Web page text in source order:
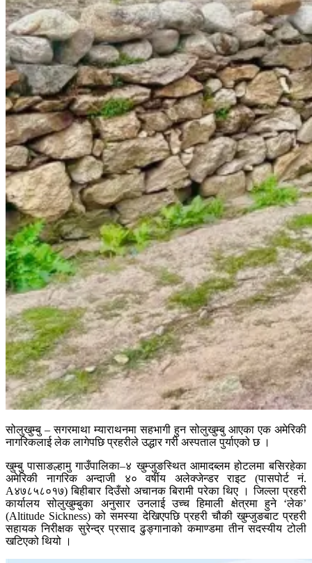
सोलुखुम्बु – सगरमाथा म्याराथनमा सहभागी हुन सोलुखुम्बु आएका एक अमेरिकी
नागरिकलाई लेक लागेपछि प्रहरीले उद्धार गरी अस्पताल पुर्याएको छ ।
खुम्बु पासाङल्हामु गाउँपालिका–४ खुम्जुङस्थित आमादब्लम होटलमा बसिरहेका
अमेरिकी नागरिक अन्दाजी ४० वर्षीय अलेक्जेन्डर राइट (पासपोर्ट नं.
A४७८५८०१७) बिहीबार दिउँसो अचानक बिरामी परेका थिए । जिल्ला प्रहरी
कार्यालय सोलुखुम्बुका अनुसार उनलाई उच्च हिमाली क्षेत्रमा हुने ‘लेक’
(Altitude Sickness) को समस्या देखिएपछि प्रहरी चौकी खुम्जुङबाट प्रहरी
सहायक निरीक्षक सुरेन्द्र प्रसाद ढुङ्गानाको कमाण्डमा तीन सदस्यीय टोली
खटिएको थियो ।